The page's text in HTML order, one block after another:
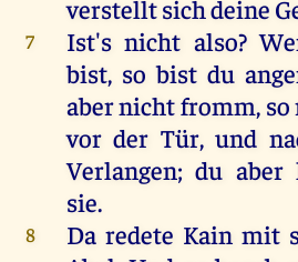
verstelltsich deine
7 Ist's nicht also?
bist, so bist du
aber nichtfromm, so
vor der Tür, und
Verlangen; du aber
sie.
8 Da redete Kain mit